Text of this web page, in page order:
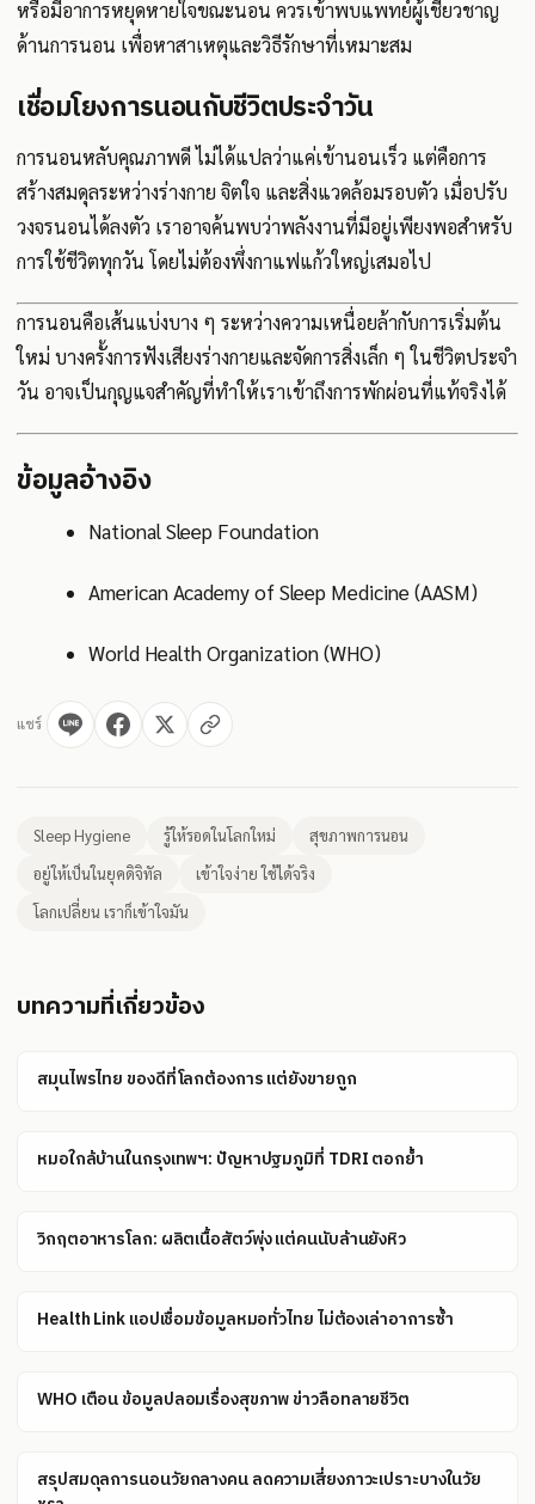
หรือมีอาการหยุดหายใจขณะนอน ควรเข้าพบแพทย์ผู้เชี่ยวชาญ
ด้านการนอน เพื่อหาสาเหตุและวิธีรักษาที่เหมาะสม
เชื่อมโยงการนอนกับชีวิตประจำวัน
การนอนหลับคุณภาพดี ไม่ได้แปลว่าแค่เข้านอนเร็ว แต่คือการ
สร้างสมดุลระหว่างร่างกาย จิตใจ และสิ่งแวดล้อมรอบตัว เมื่อปรับ
วงจรนอนได้ลงตัว เราอาจค้นพบว่าพลังงานที่มีอยู่เพียงพอสำหรับ
การใช้ชีวิตทุกวัน โดยไม่ต้องพึ่งกาแฟแก้วใหญ่เสมอไป
การนอนคือเส้นแบ่งบาง ๆ ระหว่างความเหนื่อยล้ากับการเริ่มต้น
ใหม่ บางครั้งการฟังเสียงร่างกายและจัดการสิ่งเล็ก ๆ ในชีวิตประจำ
วัน อาจเป็นกุญแจสำคัญที่ทำให้เราเข้าถึงการพักผ่อนที่แท้จริงได้
ข้อมูลอ้างอิง
National Sleep Foundation
American Academy of Sleep Medicine (AASM)
World Health Organization (WHO)
แชร์
Sleep Hygiene รู้ให้รอดในโลกใหม่
สุขภาพการนอน
อยู่ให้เป็นในยุคดิจิทัล
เข้าใจง่าย ใช้ได้จริง
โลกเปลี่ยน เราก็เข้าใจมัน
บทความที่เกี่ยวข้อง
สมุนไพรไทย ของดีที่โลกต้องการ แต่ยังขายถูก
หมอใกล้บ้านในกรุงเทพฯ: ปัญหาปฐมภูมิที่ TDRI ตอกย้ำ
วิกฤตอาหารโลก: ผลิตเนื้อสัตว์พุ่ง แต่คนนับล้านยังหิว
Health Link แอปเชื่อมข้อมูลหมอทั่วไทย ไม่ต้องเล่าอาการซ้ำ
WHO เตือน ข้อมูลปลอมเรื่องสุขภาพ ข่าวลือทลายชีวิต
สรุปสมดุลการนอนวัยกลางคน ลดความเสี่ยงภาวะเปราะบางในวัย